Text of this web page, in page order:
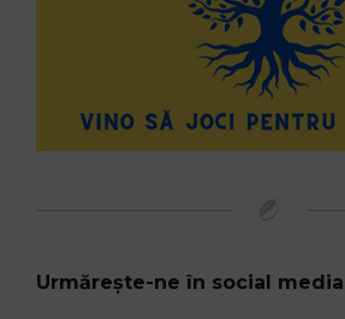
Urmărește-ne în social media